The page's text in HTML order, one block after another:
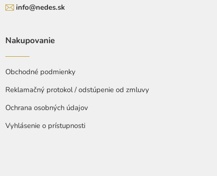
info@nedes.sk
Nakupovanie
Obchodné podmienky
Reklamačný protokol / odstúpenie od zmluvy
Ochrana osobných údajov
Vyhlásenie o prístupnosti